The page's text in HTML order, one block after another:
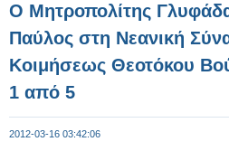
Ο Μητροπολίτης
Παύλος στη Νεανική
Κοιμήσεως Θεοτόκου
1 από 5
2012-03-16 03:42:06